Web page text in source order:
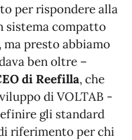
per rispondere alla
sistema compatto
presto abbiamo
ben oltre –
di Reefilla, che
di VOLTAB -
gli standard
riferimento per chi